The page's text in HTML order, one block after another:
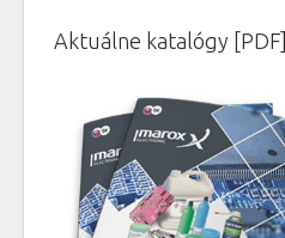
Aktuálne katalógy [PDF]